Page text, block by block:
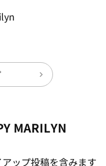
MARILYN
ップ投稿を含みます